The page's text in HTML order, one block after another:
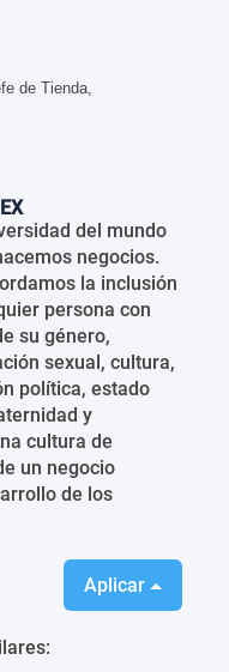
de Tienda,
del mundo
negocios.
la inclusión
persona con
su género,
sexual, cultura,
política, estado
y
cultura de
un negocio
de los
Aplicar